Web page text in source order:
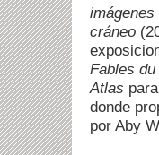
cráneo
Fables
Atlas
donde
por Aby